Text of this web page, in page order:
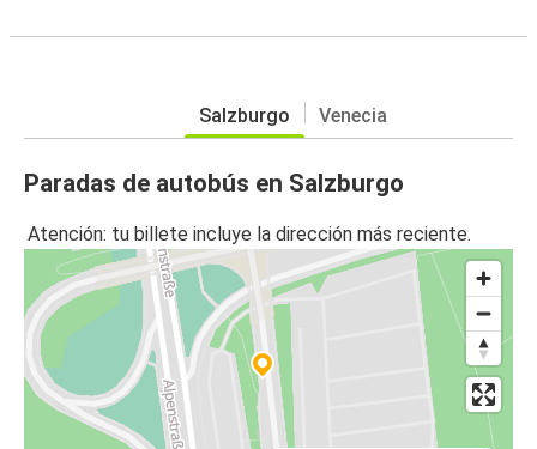
Salzburgo Venecia
Paradas de autobús en Salzburgo
Atención: tu billete incluye la dirección más reciente.